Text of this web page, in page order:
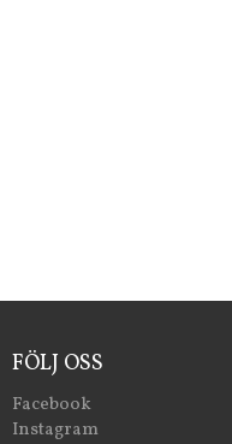
FÖLJ OSS
Facebook
Instagram